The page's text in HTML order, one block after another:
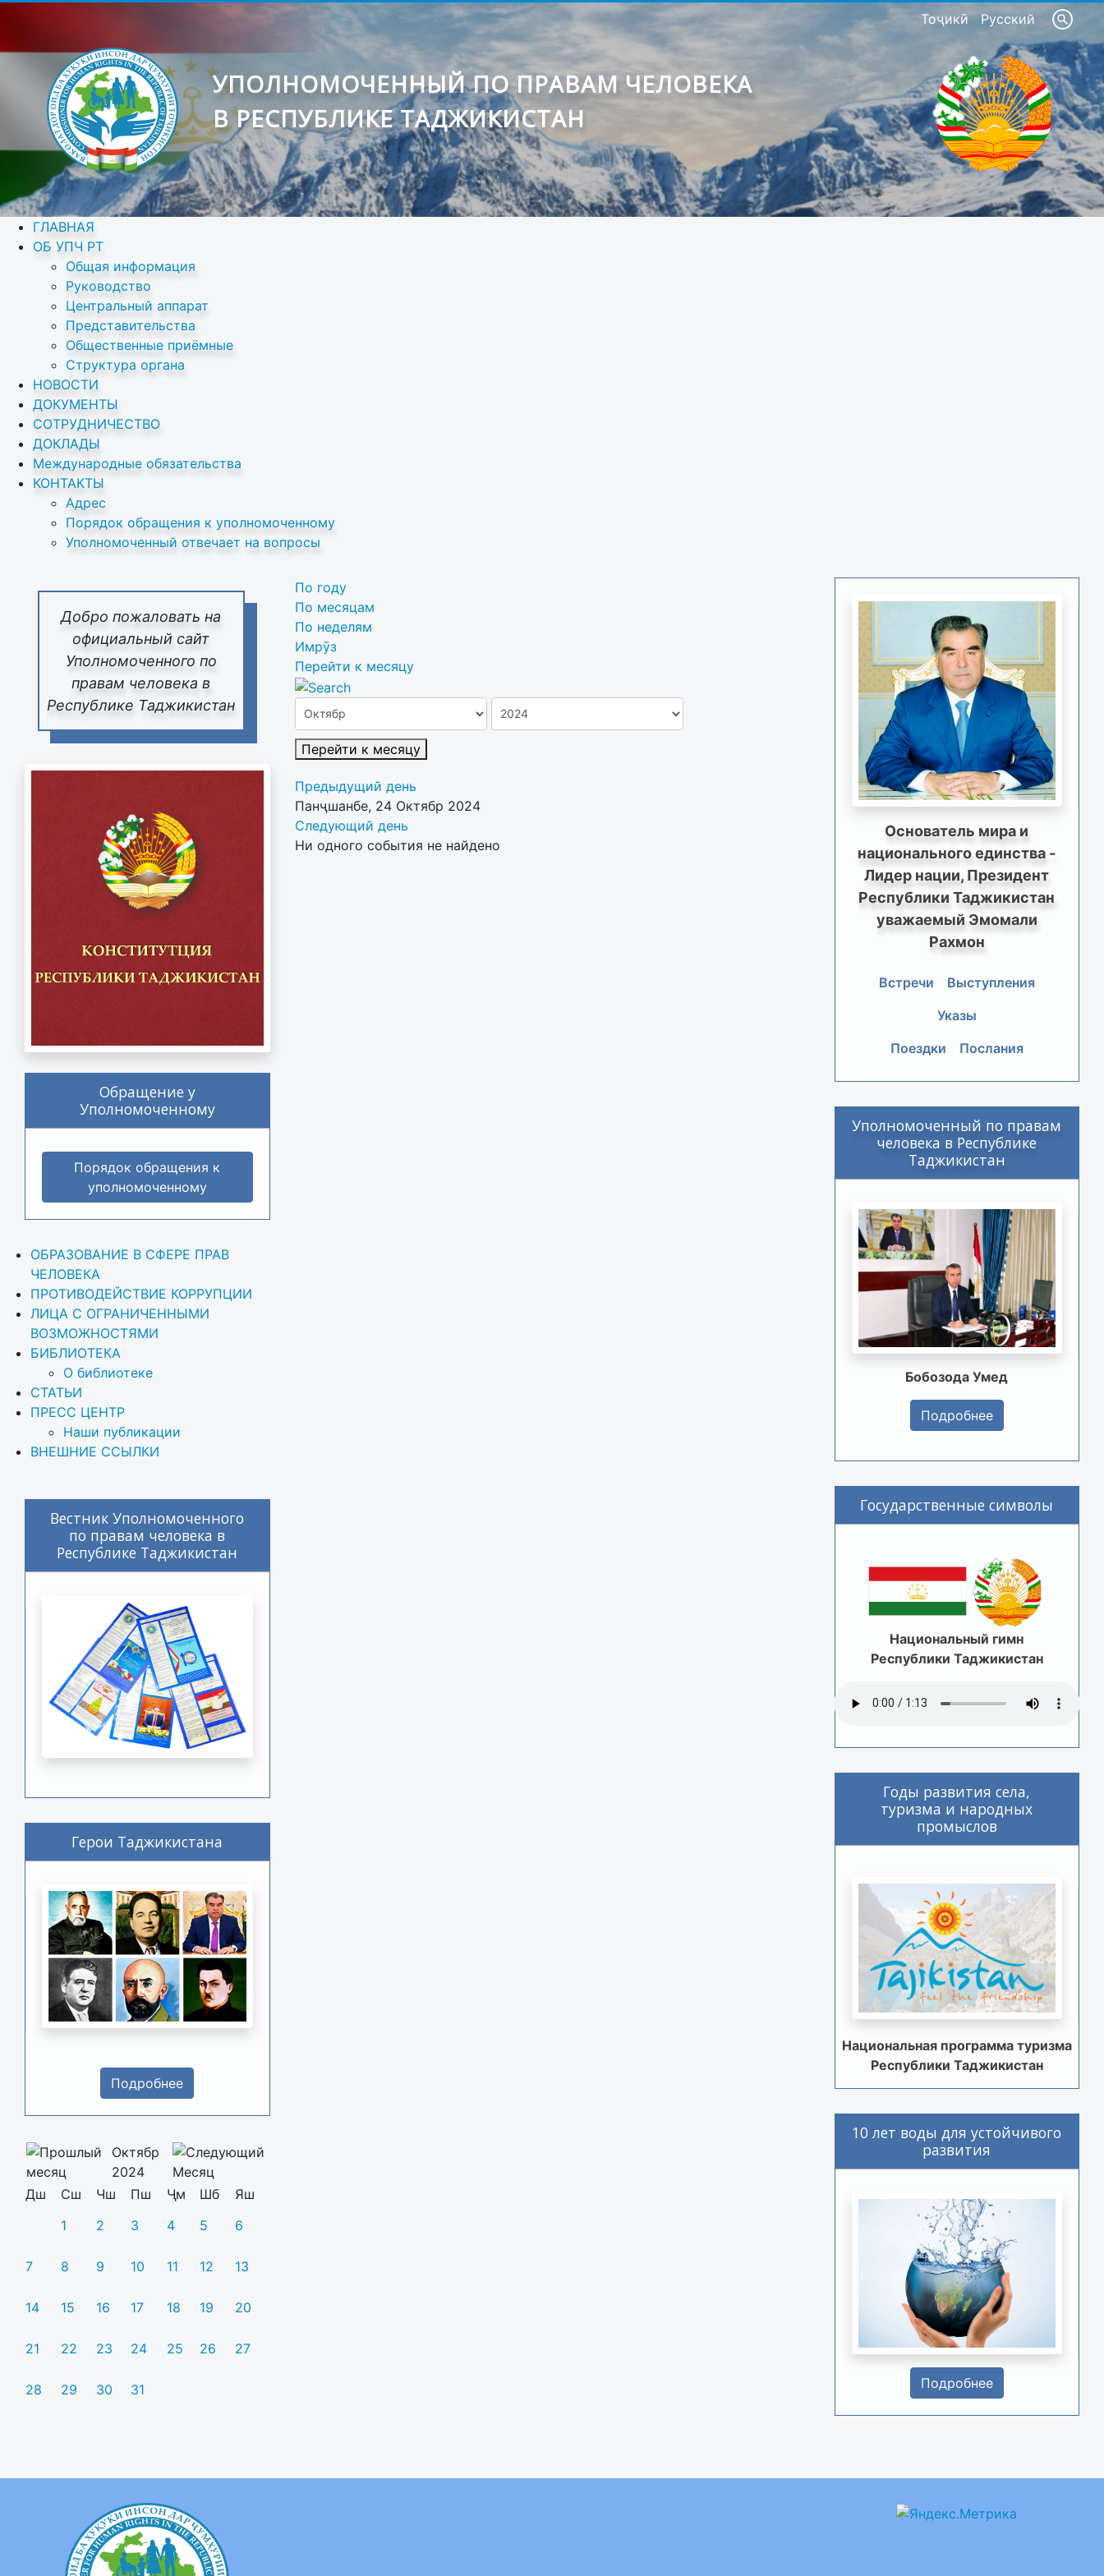
Тоҷикӣ Русский
УПОЛНОМОЧЕННЫЙ ПО ПРАВАМ ЧЕЛОВЕКА
В РЕСПУБЛИКЕ ТАДЖИКИСТАН
ГЛАВНАЯ
ОБ УПЧ РТ
Общая информация
Руководство
Центральный аппарат
Представительства
Общественные приёмные
Структура органа
НОВОСТИ
ДОКУМЕНТЫ
СОТРУДНИЧЕСТВО
ДОКЛАДЫ
Международные обязательства
КОНТАКТЫ
Адрес
Порядок обращения к уполномоченному
Уполномоченный отвечает на вопросы
Добро пожаловать на
официальный сайт
Уполномоченного по
правам человека в
Республике Таджикистан
Обращение у
Уполномоченному
Порядок обращения к
уполномоченному
ОБРАЗОВАНИЕ В СФЕРЕ ПРАВ
ЧЕЛОВЕКА
ПРОТИВОДЕЙСТВИЕ КОРРУПЦИИ
ЛИЦА С ОГРАНИЧЕННЫМИ
ВОЗМОЖНОСТЯМИ
БИБЛИОТЕКА
О библиотеке
СТАТЬИ
ПРЕСС ЦЕНТР
Наши публикации
ВНЕШНИЕ ССЫЛКИ
Вестник Уполномоченного
по правам человека в
Республике Таджикистан
Герои Таджикистана
Подробнее
Октябр
2024
Дш
Сш Чш Пш Ҷм Шб
Яш
1
2 3 4 5 6
7 8 9 10 11 12 13
14 15 16 17 18 19 20
21 22 23 24 25 26 27
28 29 30 31
По году
По месяцам
По неделям
Имрӯз
Перейти к месяцу
Перейти к месяцу
Предыдущий день
Панҷшанбе, 24 Октябр 2024
Следующий день
Ни одного события не найдено
Основатель мира и
национального единства -
Лидер нации, Президент
Республики Таджикистан
уважаемый Эмомали
Рахмон
Встречи
Выступления
Указы
Поездки
Послания
Уполномоченный по правам
человека в Республике
Таджикистан
Бобозода Умед
Подробнее
Государственные символы
Национальный гимн
Республики Таджикистан
Годы развития села,
туризма и народных
промыслов
Национальная программа туризма
Республики Таджикистан
10 лет воды для устойчивого
развития
Подробнее